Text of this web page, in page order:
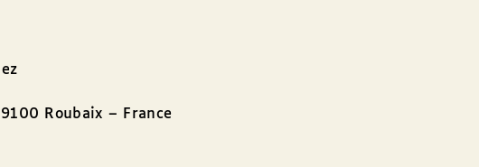
Roubaix – France